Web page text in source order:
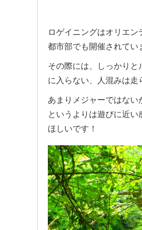
ロゲイニングはオリエ
都市部でも開催されてい
その際には、しっかり
に入らない、人混みは走
あまりメジャーではな
というよりは遊びに近
ほしいです！